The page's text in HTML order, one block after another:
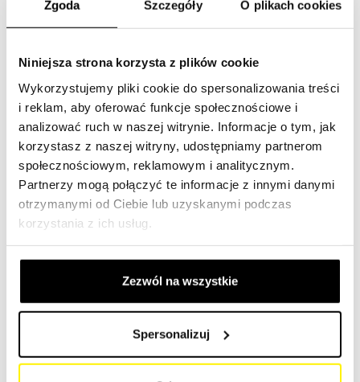
Zgoda Szczegóły O plikach cookies
Niniejsza strona korzysta z plików cookie
Wykorzystujemy pliki cookie do spersonalizowania treści
i reklam, aby oferować funkcje społecznościowe i
analizować ruch w naszej witrynie. Informacje o tym, jak
korzystasz z naszej witryny, udostępniamy partnerom
społecznościowym, reklamowym i analitycznym.
Partnerzy mogą połączyć te informacje z innymi danymi
otrzymanymi od Ciebie lub uzyskanymi podczas
korzystania z ich usług.
Zezwól na wszystkie
Spersonalizuj
chłodziwa, filtr oleju, filtr paliwa, filtr niebieski, filtr
kabinowy, filtr przekładniowy i filtr osuszacza.
Te elementy filtrujące pomagają usuwać brud, kurz i inne
cząsteczki z różnych części maszyny, aby zapewnić
optymalną wydajność i dłuższą żywotność.
Wyszukaj filtr za pomocą numeru referencyjnego:Link
Wybierz swoją maszynę budowlaną
W naszym katalogu znajdziesz oryginalne i uniwersalne
filtry SF do ciągników, koparek, wywrotek, traktorów,
ładowarek teleskopowych, równiarek, wozideł, koparek,
koparko-ładowarek, spycharek, klasycznych ładowarek,
koparek łyżkowych, koparek mobilnych, maszyn
asfaltowych, wozów ssących, koparek ssących, koparek
hydraulicznych, mini koparek lub koparek